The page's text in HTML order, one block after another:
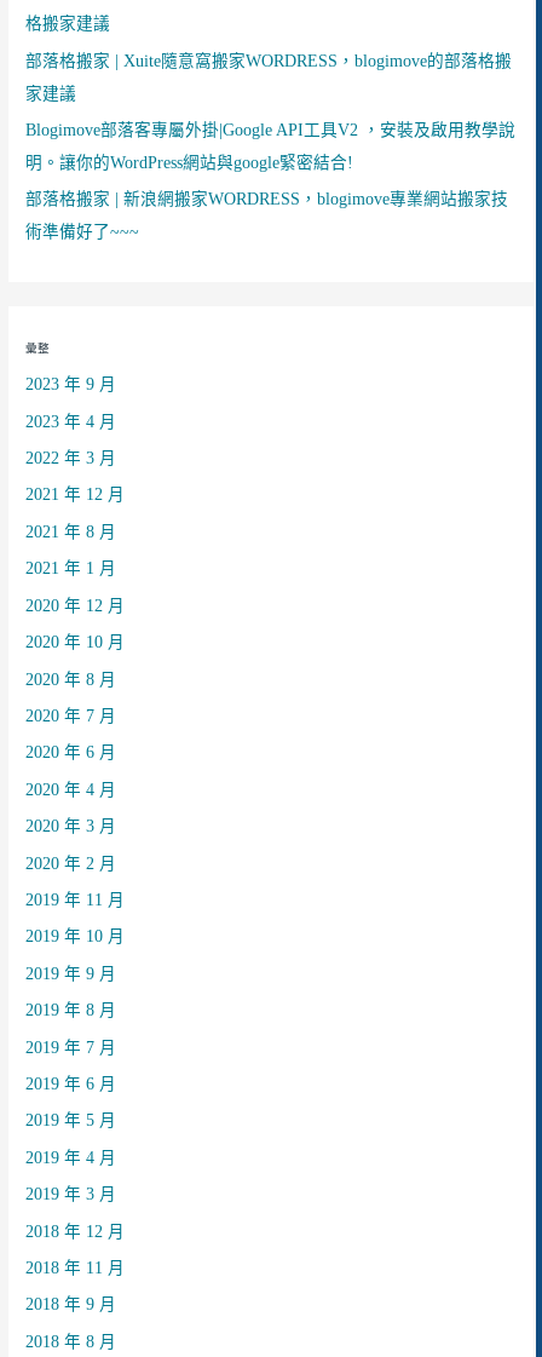
格搬家建議
部落格搬家 | Xuite隨意窩搬家WORDRESS，blogimove的部落格搬
家建議
Blogimove部落客專屬外掛|Google API工具V2 ，安裝及啟用教學說
明。讓你的WordPress網站與google緊密結合!
部落格搬家 | 新浪網搬家WORDRESS，blogimove專業網站搬家技
術準備好了~~~
彙整
2023 年 9 月
2023 年 4 月
2022 年 3 月
2021 年 12 月
2021 年 8 月
2021 年 1 月
2020 年 12 月
2020 年 10 月
2020 年 8 月
2020 年 7 月
2020 年 6 月
2020 年 4 月
2020 年 3 月
2020 年 2 月
2019 年 11 月
2019 年 10 月
2019 年 9 月
2019 年 8 月
2019 年 7 月
2019 年 6 月
2019 年 5 月
2019 年 4 月
2019 年 3 月
2018 年 12 月
2018 年 11 月
2018 年 9 月
2018 年 8 月